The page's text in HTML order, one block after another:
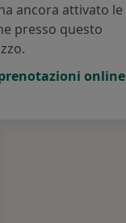
ancora attivato le
presso questo
online